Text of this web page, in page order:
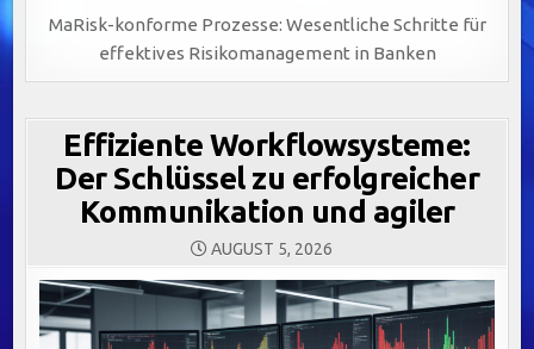
MaRisk-konforme Prozesse: Wesentliche Schritte für
effektives Risikomanagement in Banken
Effiziente Workflowsysteme:
Der Schlüssel zu erfolgreicher
Kommunikation und agiler
AUGUST 5, 2026